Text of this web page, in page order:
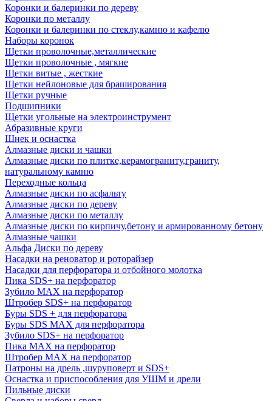
Коронки и балеринки по дереву
Коронки по металлу
Коронки и балеринки по стеклу,камню и кафелю
Наборы коронок
Щетки проволочные,металлические
Щетки проволочные , мягкие
Щетки витые , жесткие
Щетки нейлоновые для браширования
Щетки ручные
Подшипники
Щетки угольные на электроинструмент
Абразивные круги
Шнек и оснастка
Алмазные диски и чашки
Алмазные диски по плитке,керамограниту,граниту,
натуральному камню
Переходные кольца
Алмазные диски по асфальту
Алмазные диски по дереву
Алмазные диски по металлу
Алмазные диски по кирпичу,бетону и армированному бетону
Алмазные чашки
Альфа Диски по дереву
Насадки на реноватор и роторайзер
Насадки для перфоратора и отбойного молотка
Пика SDS+ на перфоратор
Зубило MAX на перфоратор
Штробер SDS+ на перфоратор
Буры SDS + для перфоратора
Буры SDS MAX для перфоратора
Зубило SDS+ на перфоратор
Пика MAX на перфоратор
Штробер MAX на перфоратор
Патроны на дрель ,шуруповерт и SDS+
Оснастка и приспособления для УШМ и дрели
Пильные диски